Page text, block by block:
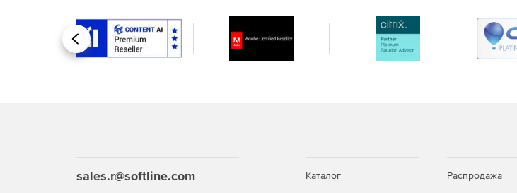
Количество операторов: 3. Количество диалогов AI бота, включенных в абонентскую
5000.
Платформа CraftTalk, тариф Box Starter SMALL (SaaS)
Количество операторов: 10. Количество диалогов AI бота, включенных в абонентскую
Назад
sales.r@softline.com Каталог Распродажа